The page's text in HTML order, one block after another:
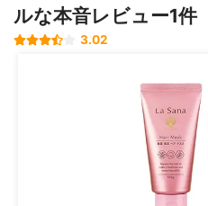
ルな本音レビュー1件
3.02